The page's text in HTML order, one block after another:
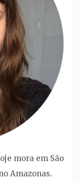
mora em São
Amazonas.